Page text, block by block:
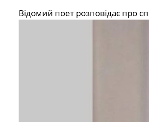
Відомий поет розповідає про